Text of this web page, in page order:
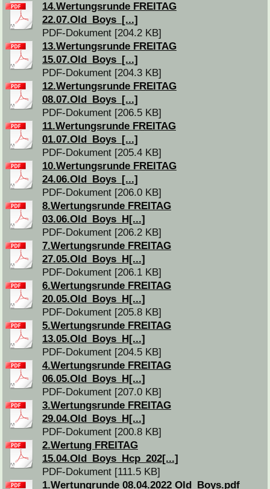
14.Wertungsrunde FREITAG
22.07.Old_Boys_[...]
PDF-Dokument [204.2 KB]
13.Wertungsrunde FREITAG
15.07.Old_Boys_[...]
PDF-Dokument [204.3 KB]
12.Wertungsrunde FREITAG
08.07.Old_Boys_[...]
PDF-Dokument [206.5 KB]
11.Wertungsrunde FREITAG
01.07.Old_Boys_[...]
PDF-Dokument [205.4 KB]
10.Wertungsrunde FREITAG
24.06.Old_Boys_[...]
PDF-Dokument [206.0 KB]
8.Wertungsrunde FREITAG
03.06.Old_Boys_H[...]
PDF-Dokument [206.2 KB]
7.Wertungsrunde FREITAG
27.05.Old_Boys_H[...]
PDF-Dokument [206.1 KB]
6.Wertungsrunde FREITAG
20.05.Old_Boys_H[...]
PDF-Dokument [205.8 KB]
5.Wertungsrunde FREITAG
13.05.Old_Boys_H[...]
PDF-Dokument [204.5 KB]
4.Wertungsrunde FREITAG
06.05.Old_Boys_H[...]
PDF-Dokument [207.0 KB]
3.Wertungsrunde FREITAG
29.04.Old_Boys_H[...]
PDF-Dokument [200.8 KB]
2.Wertung FREITAG
15.04.Old_Boys_Hcp_202[...]
PDF-Dokument [111.5 KB]
1.Wertungrunde 08.04.2022 Old_Boys.pdf